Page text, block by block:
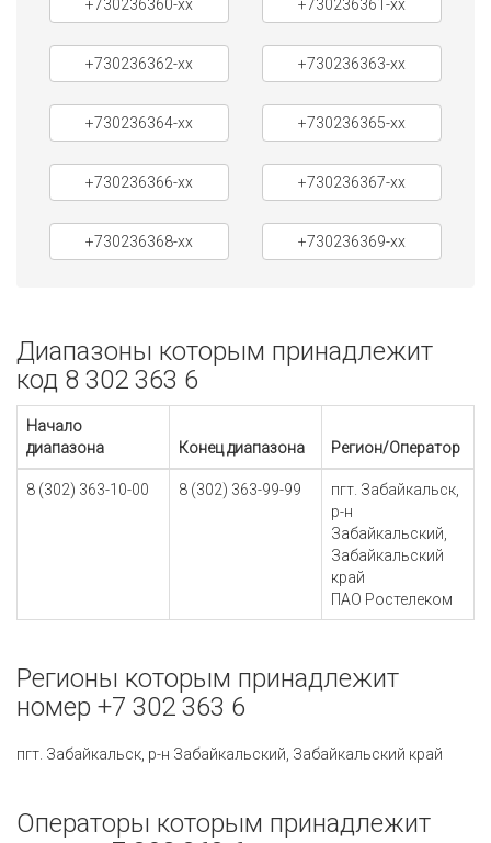
+730236360-xx +730236361-xx
+730236362-xx +730236363-xx
+730236364-xx +730236365-xx
+730236366-xx +730236367-xx
+730236368-xx +730236369-xx
Диапазоны которым принадлежит
код 8 302 363 6
Начало
диапазона
Конец диапазона Регион/Оператор
8 (302) 363-10-00 8 (302) 363-99-99
пгт. Забайкальск,
р-н
Забайкальский,
Забайкальский
край
ПАО Ростелеком
Регионы которым принадлежит
номер +7 302 363 6
пгт. Забайкальск, р-н Забайкальский, Забайкальский край
Операторы которым принадлежит